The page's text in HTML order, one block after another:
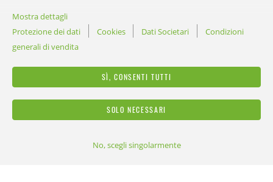
mostrarti contenuti personalizzati. Potrai scegliere quali categorie di
cookies vorrai autorizzare e potrai personalizzare le autorizzazioni
sull’utilizzo dei tuoi dati. Ovviamente potrai variare queste scelte in
qualsiasi momento.
Mostra dettagli
Protezione dei dati
Cookies Dati Societari
Condizioni
generali di vendita
SÌ, CONSENTI TUTTI
SOLO NECESSARI
No, scegli singolarmente